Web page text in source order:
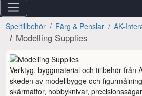
Speltillbehör Färg & Penslar AK-
Modelling Supplies
Verktyg, byggmaterial och tillbehör från
skeden av modellbygge och
skärmattor, hobbyknivar,